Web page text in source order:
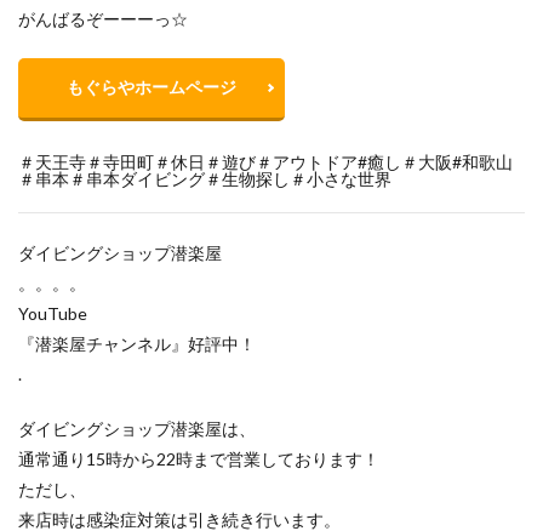
がんばるぞーーーっ☆
もぐらやホームページ
＃天王寺＃寺田町＃休日＃遊び＃アウトドア#癒し＃大阪#和歌山
＃串本＃串本ダイビング＃生物探し＃小さな世界
ダイビングショップ潜楽屋
。。。。
YouTube
『潜楽屋チャンネル』好評中！
.
ダイビングショップ潜楽屋は、
通常通り15時から22時まで営業しております！
ただし、
来店時は感染症対策は引き続き行います。